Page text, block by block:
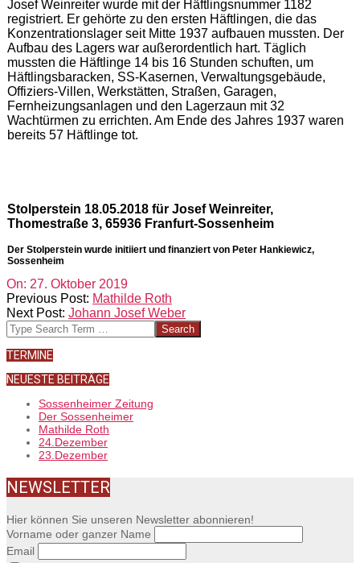
Josef Weinreiter wurde mit der Häftlingsnummer 1182
registriert. Er gehörte zu den ersten Häftlingen, die das
Konzentrationslager seit Mitte 1937 aufbauen mussten. Der
Aufbau des Lagers war außerordentlich hart. Täglich
mussten die Häftlinge 14 bis 16 Stunden schuften, um
Häftlingsbaracken, SS-Kasernen, Verwaltungsgebäude,
Offiziers-Villen, Werkstätten, Straßen, Garagen,
Fernheizungsanlagen und den Lagerzaun mit 32
Wachtürmen zu errichten. Am Ende des Jahres 1937 waren
bereits 57 Häftlinge tot.
Stolperstein 18.05.2018 für Josef Weinreiter,
Thomestraße 3, 65936 Franfurt-Sossenheim
Der Stolperstein wurde initiiert und finanziert von Peter Hankiewicz,
Sossenheim
2019-
10-
27
On: 27. Oktober 2019
Previous Post: Mathilde Roth
Next Post: Johann Josef Weber
Search
TERMINE
NEUESTE BEITRÄGE
Sossenheimer Zeitung
Der Sossenheimer
Mathilde Roth
24.Dezember
23.Dezember
NEWSLETTER
Hier können Sie unseren Newsletter abonnieren!
Vorname oder ganzer Name
Email